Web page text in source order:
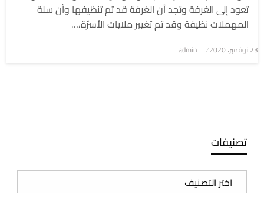
تعود إلى الغرفة وتجد أن الغرفة قد تم تنظيفها وأن سلة
المهملات نظيفة وقد تم تغيير ملايات الأسرّة،…
نُشر
23 نوفمبر، 2020 admin
تصنيفات
تصنيفات